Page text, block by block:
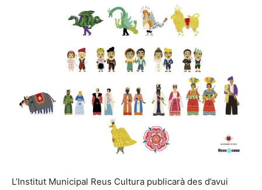
L’Institut Municipal Reus Cultura publicarà des d’avui